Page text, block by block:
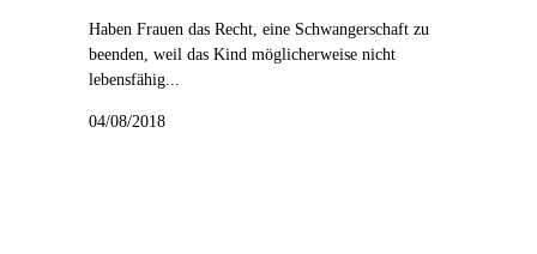
Haben Frauen das Recht, eine Schwangerschaft zu
beenden, weil das Kind möglicherweise nicht
lebensfähig...
04/08/2018